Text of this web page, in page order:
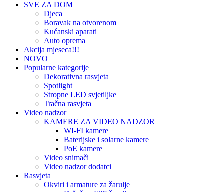
SVE ZA DOM
Djeca
Boravak na otvorenom
Kućanski aparati
Auto oprema
Akcija mjeseca!!!
NOVO
Popularne kategorije
Dekorativna rasvjeta
Spotlight
Stropne LED svjetiljke
Tračna rasvjeta
Video nadzor
KAMERE ZA VIDEO NADZOR
WI-FI kamere
Baterijske i solarne kamere
PoE kamere
Video snimači
Video nadzor dodatci
Rasvjeta
Okviri i armature za žarulje